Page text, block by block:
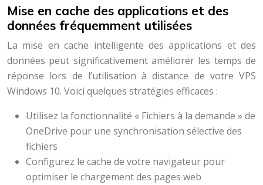
Mise en cache des applications et des
données fréquemment utilisées
La mise en cache intelligente des applications et des
données peut significativement améliorer les temps de
réponse lors de l’utilisation à distance de votre VPS
Windows 10. Voici quelques stratégies efficaces :
Utilisez la fonctionnalité « Fichiers à la demande » de
OneDrive pour une synchronisation sélective des
fichiers
Configurez le cache de votre navigateur pour
optimiser le chargement des pages web